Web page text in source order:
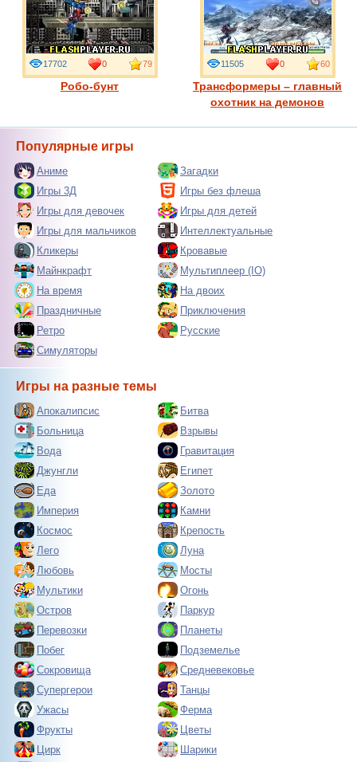
Робо-бунт
17702 0 79
Трансформеры – главный
охотник на демонов
11505 0 60
Популярные игры
Аниме
Загадки
Игры 3Д
Игры без флеша
Игры для девочек
Игры для детей
Игры для мальчиков
Интеллектуальные
Кликеры
Кровавые
Майнкрафт
Мультиплеер (IO)
На время
На двоих
Праздничные
Приключения
Ретро
Русские
Симуляторы
Игры на разные темы
Апокалипсис
Битва
Больница
Взрывы
Вода
Гравитация
Джунгли
Египет
Еда
Золото
Империя
Камни
Космос
Крепость
Лего
Луна
Любовь
Мосты
Мультики
Огонь
Остров
Паркур
Перевозки
Планеты
Побег
Подземелье
Сокровища
Средневековье
Супергерои
Танцы
Ужасы
Ферма
Фрукты
Цветы
Цирк
Шарики